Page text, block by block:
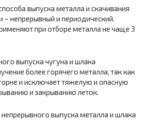
выпуска металла и скачивания
– непрерывный и периодический.
при отборе металла не чаще 3
выпуска чугуна и шлака
более горячего металла, так как
и исключает тяжелую и опасную
и закрыванию леток.